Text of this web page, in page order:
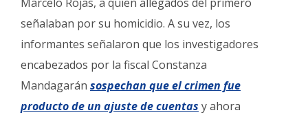
Marcelo Rojas, a quien allegados del primero
señalaban por su homicidio. A su vez, los
informantes señalaron que los investigadores
encabezados por la fiscal Constanza
Mandagarán sospechan que el crimen fue
producto de un ajuste de cuentas y ahora